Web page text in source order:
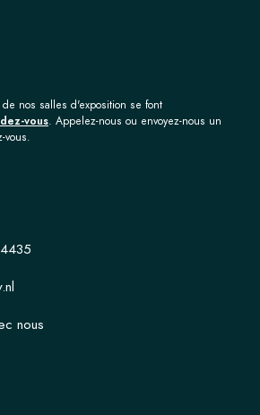
nos salles d'exposition se font
vous. Appelez-nous ou envoyez-nous un
vous.
nous